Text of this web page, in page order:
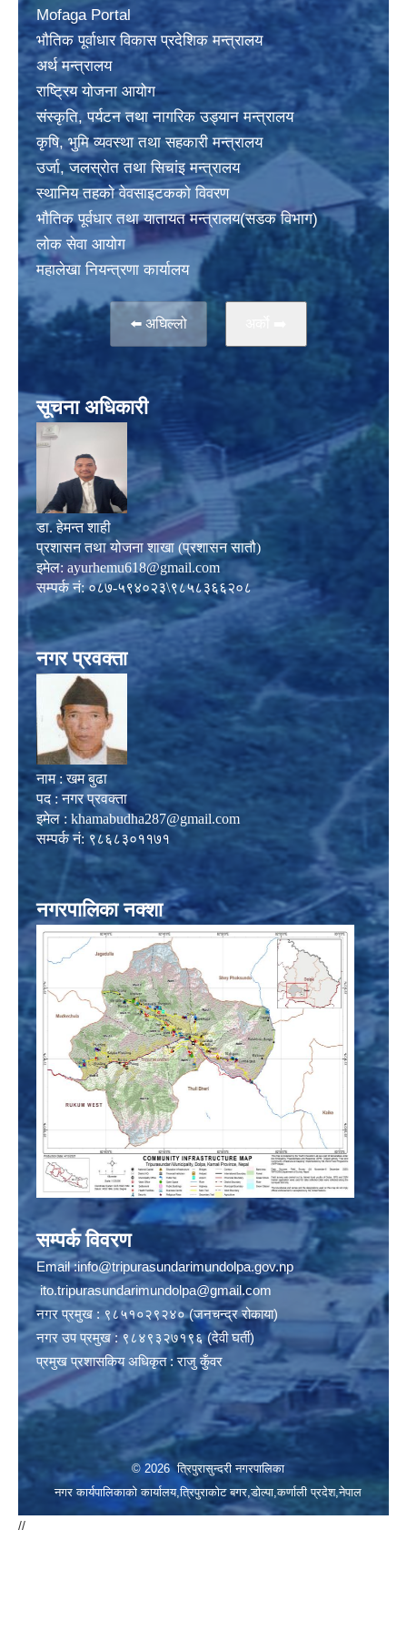
Mofaga Portal
भाैतिक पूर्वाधार विकास प्रदेशिक मन्त्रालय
अर्थ मन्त्रालय
राष्ट्रिय योजना आयोग
संस्कृति, पर्यटन तथा नागरिक उड्यान मन्त्रालय
कृषि, भुमि व्यवस्था तथा सहकारी मन्त्रालय
उर्जा, जलस्राेत तथा सिचांइ मन्त्रालय
स्थानिय तहकाे वेवसाइटककाे विवरण
भाैतिक पूर्वधार तथा यातायत मन्त्रालय(सडक विभाग)
लाेक सेवा आयोग
महालेखा नियन्त्रणा कार्यालय
⬅️ अघिल्लो
सूचना अधिकारी
डा. हेमन्त शाही
प्रशासन तथा योजना शाखा (प्रशासन सातौ)
इमेल: ayurhemu618@gmail.com
सम्पर्क नं: ०८७-५९४०२३\९८५८३६६२०८
नगर प्रवक्ता
नाम : खम बुढा
पद : नगर प्रवक्ता
इमेल : khamabudha287@gmail.com
सम्पर्क नं: ९८६८३०११७१
नगरपालिका नक्शा
सम्पर्क विवरण
Email :info@tripurasundarimundolpa.gov.np
ito.tripurasundarimundolpa@gmail.com
नगर प्रमुख : ९८५१०२९२४० (जनचन्द्र रोकाया)
नगर उप प्रमुख : ९८४९३२७१९६ (देवी घर्ती)
प्रमुख प्रशासकिय अधिकृत : राजु कुँवर
© 2026 त्रिपुरासुन्दरी नगरपालिका
नगर कार्यपालिकाको कार्यालय,त्रिपुराकोट बगर,डोल्पा,कर्णाली प्रदेश,नेपाल
//